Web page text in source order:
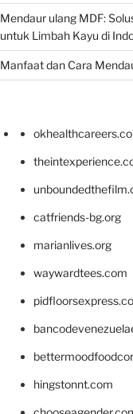
Mendaur ulang MDF:
untuk Limbah Kayu di
Manfaat dan Cara
catfriends-bg.org
marianlives.org
waywardtees.com
hingstonnt.com